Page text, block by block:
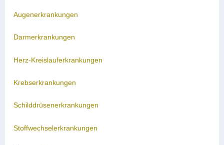
Augenerkrankungen
Darmerkrankungen
Herz-Kreislauferkrankungen
Krebserkrankungen
Schilddrüsenerkrankungen
Stoffwechselerkrankungen